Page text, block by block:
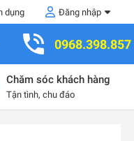
dụng Đăng nhập
0968.398.857
Chăm sóc khách hàng
Tận tình, chu đáo